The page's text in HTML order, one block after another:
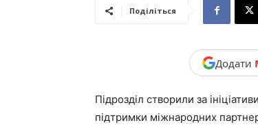
Поділіться
Додати
Підрозділ створили за
підтримки міжнародних